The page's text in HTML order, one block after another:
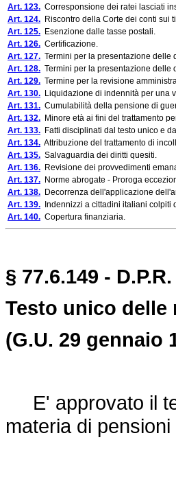
Art. 123. Corresponsione dei ratei lasciati
Art. 124. Riscontro della Corte dei conti sui
Art. 125. Esenzione dalle tasse postali.
Art. 126. Certificazione.
Art. 127. Termini per la presentazione delle
Art. 128. Termini per la presentazione delle
Art. 129. Termine per la revisione
Art. 130. Liquidazione di indennità per una
Art. 131. Cumulabilità della pensione di
Art. 132. Minore età ai fini del trattamento
Art. 133. Fatti disciplinati dal testo unico e
Art. 134. Attribuzione del trattamento di
Art. 135. Salvaguardia dei diritti quesiti.
Art. 136. Revisione dei provvedimenti
Art. 137. Norme abrogate - Proroga
Art. 138. Decorrenza dell'applicazione
Art. 139. Indennizzi a cittadini italiani colpiti
Art. 140. Copertura finanziaria.
§ 77.6.149 -
Testo unico delle
(G.U. 29 gennaio
E' approvato il
materia di